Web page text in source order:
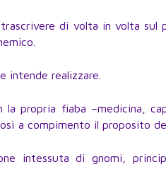
di volta in volta sul
intende realizzare.
propria fiaba –medicina,
a compimento il proposito
intessuta di gnomi,